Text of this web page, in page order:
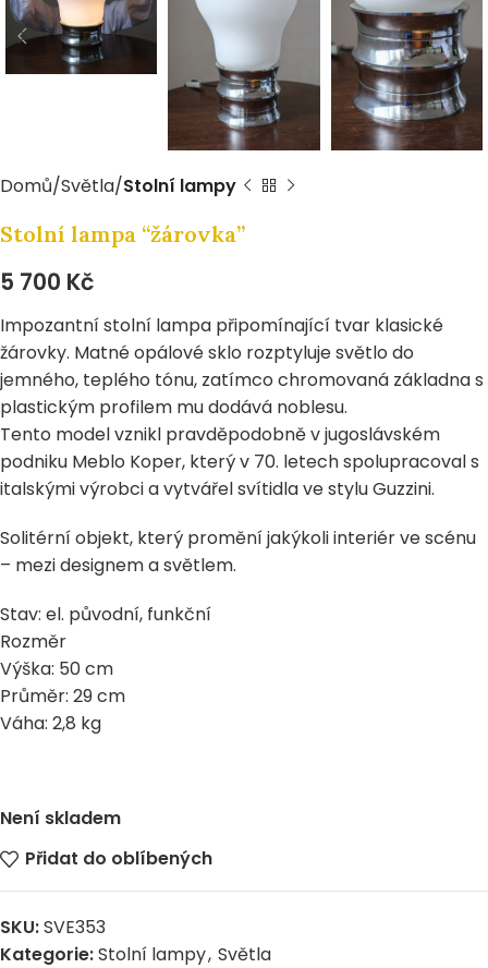
Domů Světla Stolní lampy
Stolní lampa “žárovka”
5 700 Kč
Impozantní stolní lampa připomínající tvar klasické
žárovky. Matné opálové sklo rozptyluje světlo do
jemného, teplého tónu, zatímco chromovaná základna s
plastickým profilem mu dodává noblesu.
Tento model vznikl pravděpodobně v jugoslávském
podniku Meblo Koper, který v 70. letech spolupracoval s
italskými výrobci a vytvářel svítidla ve stylu Guzzini.
Solitérní objekt, který promění jakýkoli interiér ve scénu
– mezi designem a světlem.
Stav: el. původní, funkční
Rozměr
Výška: 50 cm
Průměr: 29 cm
Váha: 2,8 kg
Není skladem
Přidat do oblíbených
SKU:SVE353
Kategorie:Stolní lampy, Světla